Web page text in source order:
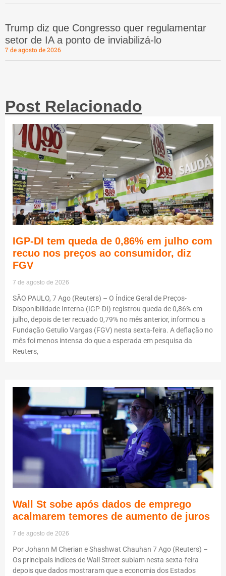
Trump diz que Congresso quer regulamentar
setor de IA a ponto de inviabilizá-lo
7 de agosto de 2026
Post Relacionado
IGP-DI tem queda de 0,86% em julho com
recuo nos preços ao consumidor, diz
FGV
7 de agosto de 2026
SÃO PAULO, 7 Ago (Reuters) – O Índice Geral de Preços-
Disponibilidade Interna (IGP-DI) registrou queda de 0,86% em
julho, depois de ter recuado 0,79% no mês anterior, informou a
Fundação Getulio Vargas (FGV) nesta sexta-feira. A deflação no
mês foi menos intensa do que a esperada em pesquisa da
Reuters,
Wall St sobe após dados de emprego
acalmarem temores de aumento de juros
7 de agosto de 2026
Por Johann M Cherian e Shashwat Chauhan 7 Ago (Reuters) –
Os principais índices de Wall Street subiam nesta sexta-feira
depois que dados mostraram que a economia dos Estados